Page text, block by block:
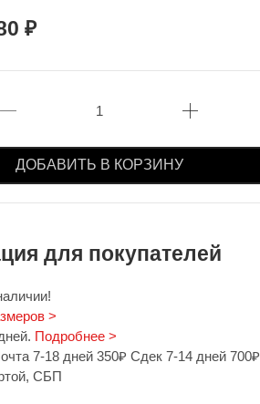
ДОБАВИТЬ В КОРЗИНУ
для покупателей
>
Подробнее >
7-18 дней 350₽ Сдек 7-14 дней 700₽
СБП